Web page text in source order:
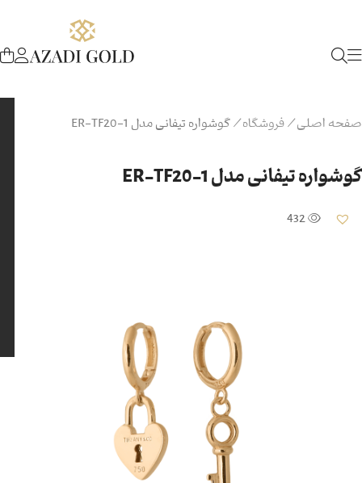
صفحه اصلی/فروشگاه/گوشواره تیفانی مدل ER-TF20-1
گوشواره تیفانی مدل ER-TF20-1
432